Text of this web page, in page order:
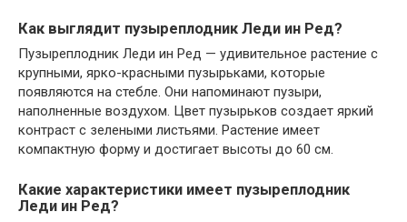
Как выглядит пузыреплодник Леди ин Ред?
Пузыреплодник Леди ин Ред — удивительное растение с
крупными, ярко-красными пузырьками, которые
появляются на стебле. Они напоминают пузыри,
наполненные воздухом. Цвет пузырьков создает яркий
контраст с зелеными листьями. Растение имеет
компактную форму и достигает высоты до 60 см.
Какие характеристики имеет пузыреплодник
Леди ин Ред?